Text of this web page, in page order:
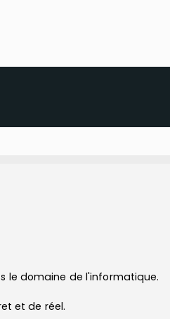
le domaine de l'informatique.
et de réel.